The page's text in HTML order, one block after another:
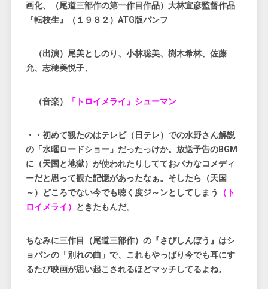
画化、（尾道三部作の第一作目作品）大林宣彦監督作品
『転校生』（１９８２）ATG版パンフ
（出演）尾美としのり、小林聡美、樹木希林、佐藤
允、志穂美悦子、
（音楽） 「トロイメライ」シューマン
・・初めて観たのはテレビ（日テレ）での水野さん解説
の「水曜ロードショー」だったっけか。放送予告のBGM
に（天国と地獄）が使われたりしてておバカなコメディ
ーだと思って観た記憶があったなぁ。そしたら（天国
～）どころでない今でも聴く度ジ～ンとしてしまう
（ト
ロイメライ） ときたもんだ。
ちなみに三作目（尾道三部作）の『さびしんぼう』はシ
ョパンの「別れの曲」で、これもやっぱり今でも耳にす
るたび映画が思い起こされるほどマッチしてるよね。